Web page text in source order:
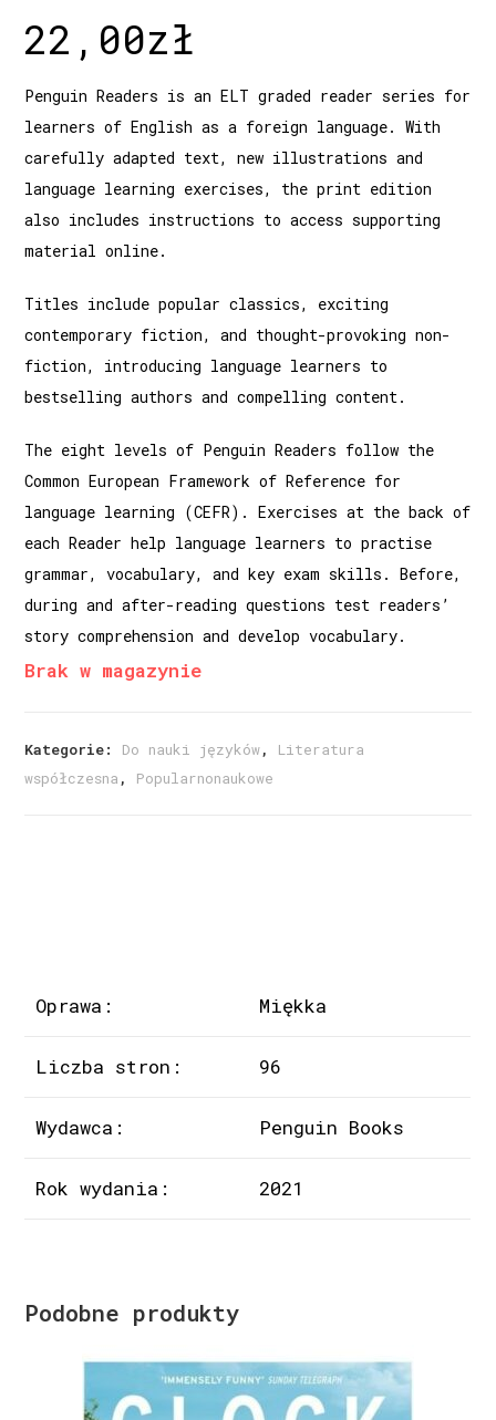
22,00zł
Penguin Readers is an ELT graded reader series for
learners of English as a foreign language. With
carefully adapted text, new illustrations and
language learning exercises, the print edition
also includes instructions to access supporting
material online.
Titles include popular classics, exciting
contemporary fiction, and thought-provoking non-
fiction, introducing language learners to
bestselling authors and compelling content.
The eight levels of Penguin Readers follow the
Common European Framework of Reference for
language learning (CEFR). Exercises at the back of
each Reader help language learners to practise
grammar, vocabulary, and key exam skills. Before,
during and after-reading questions test readers’
story comprehension and develop vocabulary.
Brak w magazynie
Kategorie: Do nauki języków, Literatura
współczesna , Popularnonaukowe
Oprawa: Miękka
Liczba stron: 96
Wydawca: Penguin Books
Rok wydania: 2021
Podobne produkty